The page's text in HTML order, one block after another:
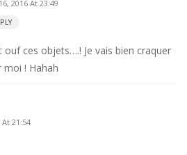
2016 At 23:49
ouf ces objets….! Je vais bien craquer
moi ! Hahah
At 21:54